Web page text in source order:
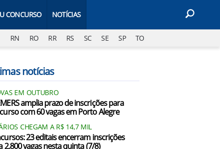
CONCURSO NOTÍCIAS
RN RO RR RS SC SE SP TO
notícias
EM OUTUBRO
amplia prazo de inscrições para
com 60 vagas em Porto Alegre
CHEGAM A R$ 14,7 MIL
23 editais encerram inscrições
2.800 vagas nesta quinta (7/8)